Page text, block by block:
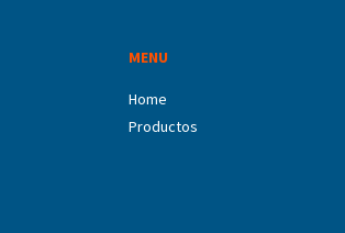
MENU
Home
Productos